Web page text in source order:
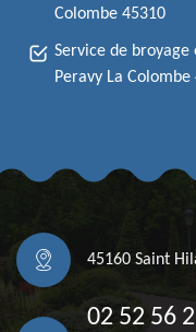
Colombe 45310
Service de broyage
Peravy La Colombe
45160 Saint
02 52 56